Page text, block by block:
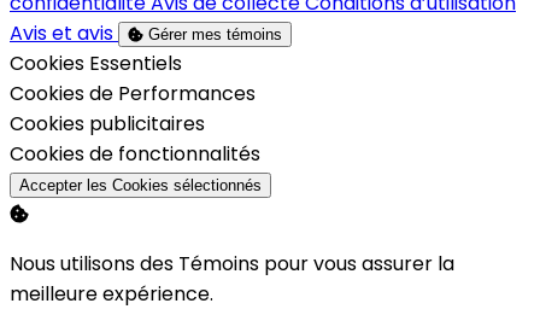
Avis et avis
Gérer mes témoins
Activer
Cookies Essentiels
Activer
Cookies de Performances
Activer
Cookies publicitaires
Activer
Cookies de fonctionnalités
Accepter les Cookies sélectionnés
Nous utilisons des Témoins pour vous assurer la
meilleure expérience.